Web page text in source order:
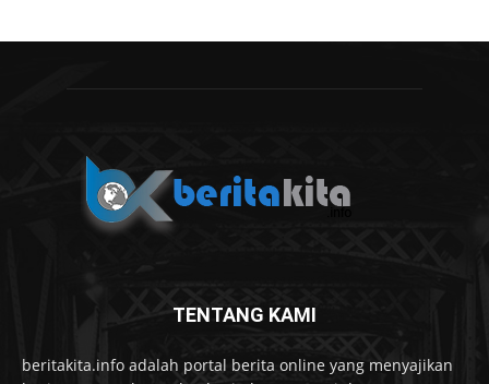
TENTANG KAMI
beritakita.info adalah portal berita online yang menyajikan